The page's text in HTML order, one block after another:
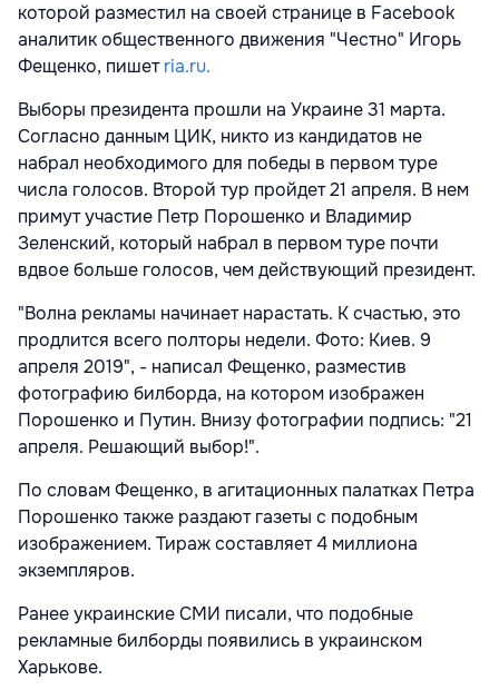
которой разместил на своей странице в Facebook
аналитик общественного движения "Честно" Игорь
Фещенко, пишетria.ru.
Выборы президента прошли на Украине 31 марта.
Согласно данным ЦИК, никто из кандидатов не
набрал необходимого для победы в первом туре
числа голосов. Второй тур пройдет 21 апреля. В нем
примут участие Петр Порошенко и Владимир
Зеленский, который набрал в первом туре почти
вдвое больше голосов, чем действующий президент.
"Волна рекламы начинает нарастать. К счастью, это
продлится всего полторы недели. Фото: Киев. 9
апреля 2019", - написал Фещенко, разместив
фотографию билборда, на котором изображен
Порошенко и Путин. Внизу фотографии подпись: "21
апреля. Решающий выбор!".
По словам Фещенко, в агитационных палатках Петра
Порошенко также раздают газеты с подобным
изображением. Тираж составляет 4 миллиона
экземпляров.
Ранее украинские СМИ писали, что подобные
рекламные билборды появились в украинском
Харькове.